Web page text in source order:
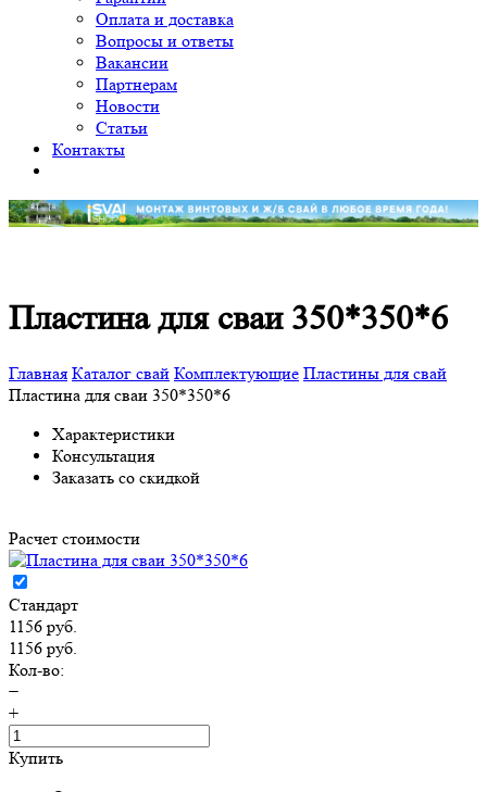
Оплата и доставка
Вопросы и ответы
Вакансии
Партнерам
Новости
Статьи
Контакты
Пластина для сваи 350*350*6
Главная Каталог свай Комплектующие Пластины для свай
Пластина для сваи 350*350*6
Характеристики
Консультация
Заказать со скидкой
Расчет стоимости
Стандарт
1156 руб.
1156 руб.
Кол-во:
−
+
Купить